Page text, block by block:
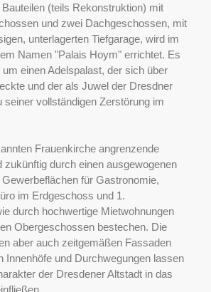
(teils Rekonstruktion) mit
und zwei Dachgeschossen, mit
unterlagerten Tiefgarage, wird im
Namen "Palais Hoym" errichtet. Es
einen Adelspalast, der sich über
und der als Juwel der Dresdner
seiner vollständigen Zerstörung im
Frauenkirche angrenzende
zukünftig durch einen ausgewogenen
für Gastronomie,
im Erdgeschoss und 1.
durch hochwertige Mietwohnungen
Obergeschossen bestechen. Die
aber auch zeitgemäßen Fassaden
Innenhöfe und Durchwegungen lassen
der Dresdener Altstadt in das